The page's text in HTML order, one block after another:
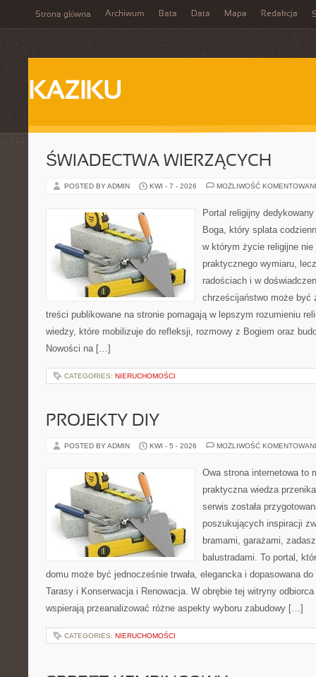
Strona główna Archiwum Bata Data Mapa Redakcja
KAZIKU
ŚWIADECTWA WIERZĄCYCH
POSTED BY ADMIN KWI - 7 - 2026 MOŻLIWOŚĆ
Portal religijny
Boga, który splata
w którym życie religijne nie
praktycznego wymiaru,
radościach i w
chrześcijaństwo może być
treści publikowane na stronie pomagają w lepszym rozumieniu
wiedzy, które mobilizuje do refleksji, rozmowy z Bogiem oraz
Nowości na […]
CATEGORIES: NIERUCHOMOŚCI
PROJEKTY DIY
POSTED BY ADMIN KWI - 5 - 2026 MOŻLIWOŚĆ
Owa strona internetowa to
praktyczna wiedza
serwis została
poszukujących inspiracji
bramami, garażami,
balustradami. To portal,
domu może być jednocześnie trwała, elegancka i dopasowana
Tarasy i Konserwacja i Renowacja. W obrębie tej witryny
wspierają przeanalizować różne aspekty wyboru zabudowy […]
CATEGORIES: NIERUCHOMOŚCI